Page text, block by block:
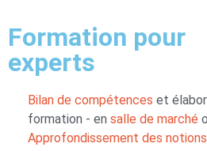
Formation pour
experts
Bilan de compétences et
formation - en salle de marché
Approfondissement des notions